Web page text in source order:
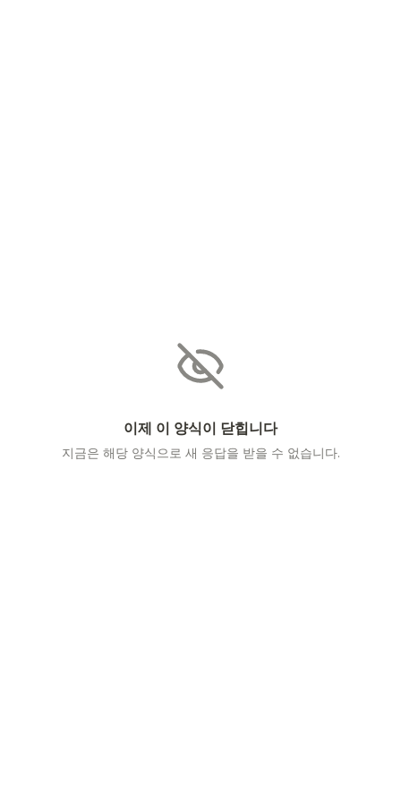
이제 이 양식이 닫힙니다
지금은 해당 양식으로 새 응답을 받을 수 없습니다.